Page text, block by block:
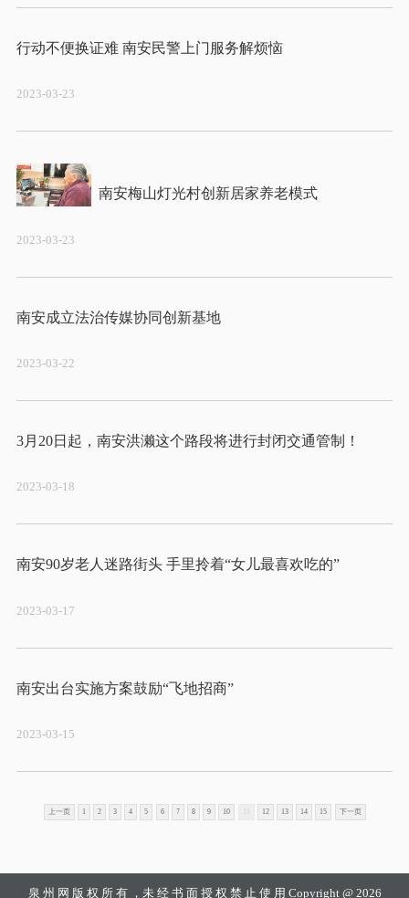
行动不便换证难 南安民警上门服务解烦恼
2023-03-23
2023-03-23
南安成立法治传媒协同创新基地
2023-03-22
2023-03-18
南安90岁老人迷路街头 手里拎着“女儿最喜欢吃的”
2023-03-17
南安出台实施方案鼓励“飞地招商”
2023-03-15
上一页 1 2 3 4 5 6 7 8 9 10 12 13 14 15 下一页
泉 州 网 版 权 所 有 ，未 经 书 面 授 权 禁 止 使 用 Copyright @ 2026